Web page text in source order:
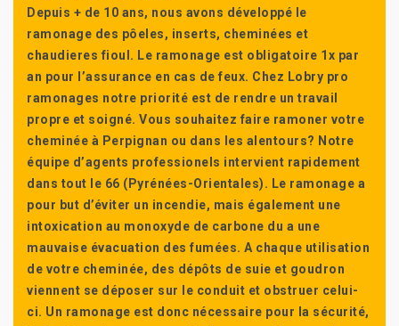
Depuis + de 10 ans, nous avons développé le
ramonage des pôeles, inserts, cheminées et
chaudieres fioul. Le ramonage est obligatoire 1x par
an pour l’assurance en cas de feux. Chez Lobry pro
ramonages notre priorité est de rendre un travail
propre et soigné. Vous souhaitez faire ramoner votre
cheminée à Perpignan ou dans les alentours? Notre
équipe d’agents professionels intervient rapidement
dans tout le 66 (Pyrénées-Orientales). Le ramonage a
pour but d’éviter un incendie, mais également une
intoxication au monoxyde de carbone du a une
mauvaise évacuation des fumées. A chaque utilisation
de votre cheminée, des dépôts de suie et goudron
viennent se déposer sur le conduit et obstruer celui-
ci. Un ramonage est donc nécessaire pour la sécurité,